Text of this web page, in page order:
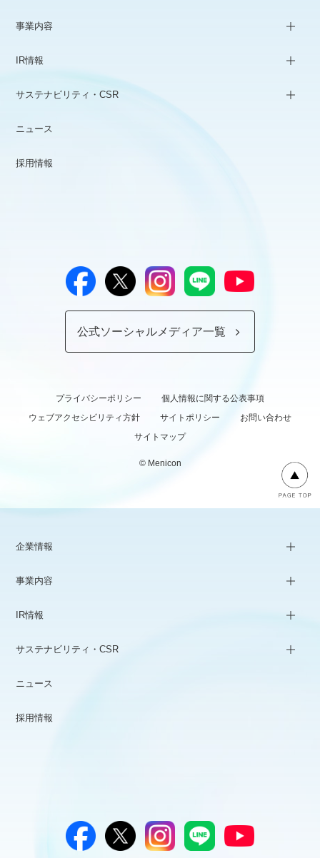
事業内容
IR情報
サステナビリティ・CSR
ニュース
採用情報
公式ソーシャルメディア一覧
プライバシーポリシー
個人情報に関する公表事項
ウェブアクセシビリティ方針
サイトポリシー
お問い合わせ
サイトマップ
© Menicon
企業情報
事業内容
IR情報
サステナビリティ・CSR
ニュース
採用情報